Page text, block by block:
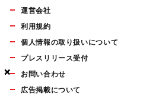
×
×
×
×
運営会社
利用規約
個人情報の取り扱いについて
プレスリリース受付
お問い合わせ
広告掲載について